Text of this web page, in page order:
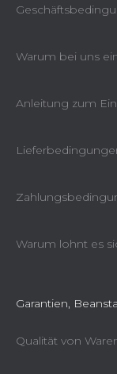
Warum bei uns
Anleitung zum
Warum lohnt es
Garantien,
Qualität von